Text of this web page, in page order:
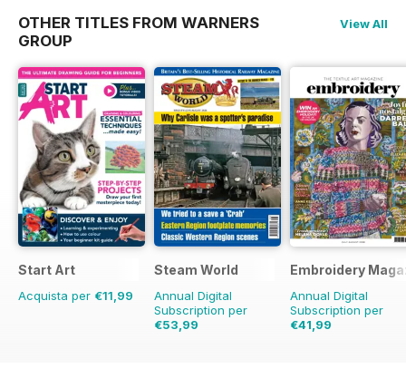
OTHER TITLES FROM WARNERS
GROUP
View All
Start Art
Acquista per €11,99
Steam World
Annual Digital
Subscription per
€53,99
Embroidery
Annual Digital
Subscription per
€41,99